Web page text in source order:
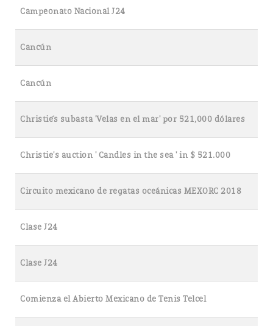
Campeonato Nacional J24
Cancún
Cancún
Christie´s subasta 'Velas en el mar' por 521,000 dólares
Christie's auction ' Candles in the sea ' in $ 521.000
Circuito mexicano de regatas oceánicas MEXORC 2018
Clase J24
Clase J24
Comienza el Abierto Mexicano de Tenis Telcel